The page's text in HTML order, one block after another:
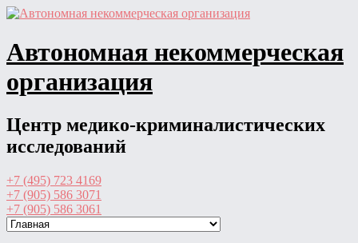
Перейти
содержимому
Автономная некоммерческая
организация
Центр медико-криминалистических
исследований
+7 (495) 723 4169
+7 (905) 586 3071
+7 (905) 586 3061